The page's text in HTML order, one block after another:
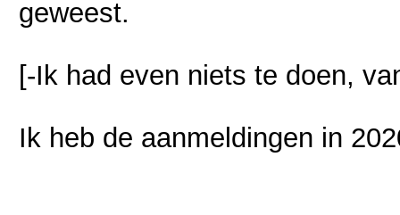
geweest.
[-Ik had even niets te doen,
Ik heb de aanmeldingen in